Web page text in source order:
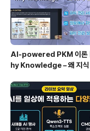
AI-powered PKM 이론
hy Knowledge – 왜 지식
보에서 지식으로의 전환, 🛠️
관리 실패 패턴과 극복